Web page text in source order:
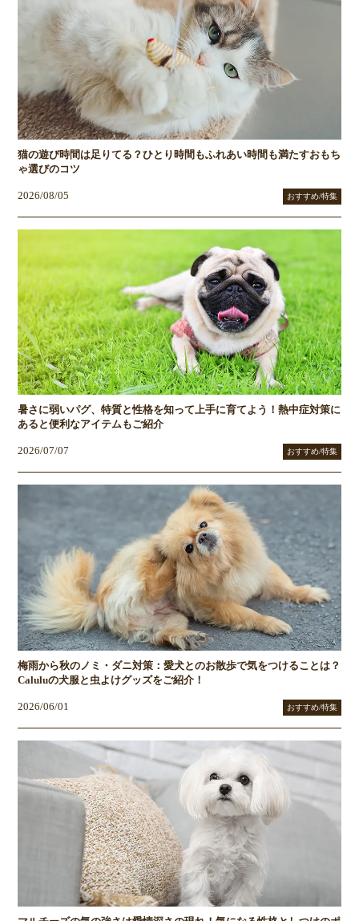
猫の遊び時間は足りてる？ひとり時間もふれあい時間も満たすおもち
ゃ選びのコツ
2026/08/05 おすすめ/特集
暑さに弱いパグ、特質と性格を知って上手に育てよう！熱中症対策に
あると便利なアイテムもご紹介
2026/07/07 おすすめ/特集
梅雨から秋のノミ・ダニ対策：愛犬とのお散歩で気をつけることは？
Caluluの犬服と虫よけグッズをご紹介！
2026/06/01 おすすめ/特集